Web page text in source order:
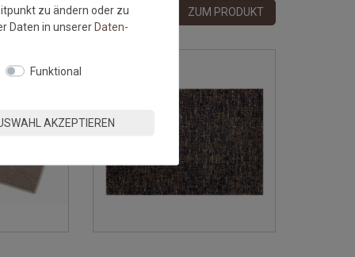
PRODUKT ZUM PRODUKT
zu ändern oder zu
Daten in unsererDaten­
Funktional
AKZEPTIEREN